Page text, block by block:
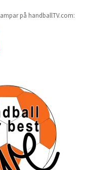
på handballTV.com: